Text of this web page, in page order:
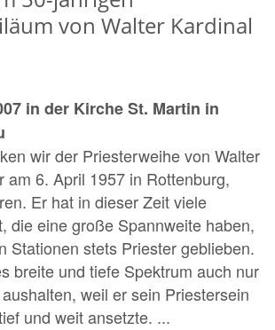
von Walter Kardinal
in der Kirche St. Martin in
wir der Priesterweihe von Walter
am 6. April 1957 in Rottenburg,
Er hat in dieser Zeit viele
die eine große Spannweite haben,
Stationen stets Priester geblieben.
breite und tiefe Spektrum auch nur
weil er sein Priestersein
und weit ansetzte. ...